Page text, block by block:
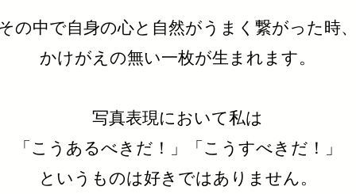
の中で自身の心と自然がうまく繋がった時、
かけがえの無い一枚が生まれます。
写真表現において私は
「こうあるべきだ！」「こうすべきだ！」
というものは好きではありません。